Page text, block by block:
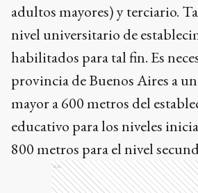
adultos mayores) y terciario.
nivel universitario de
habilitados para tal fin. Es
provincia de Buenos Aires a
mayor a 600 metros del
educativo para los niveles
800 metros para el nivel
Ads